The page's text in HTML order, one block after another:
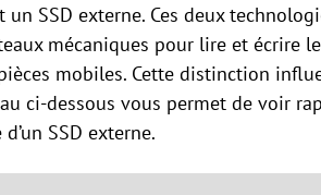
un SSD externe. Ces deux
mécaniques pour lire et écrire
mobiles. Cette distinction
ci-dessous vous permet de voir
SSD externe.